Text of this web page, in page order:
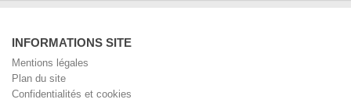
INFORMATIONS SITE
Mentions légales
Plan du site
Confidentialités et cookies